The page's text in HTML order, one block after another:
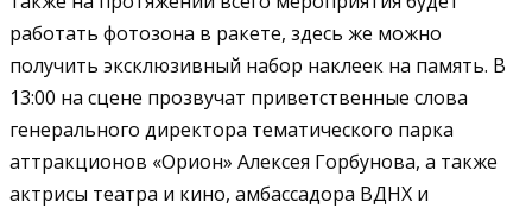
работать фотозона в ракете, здесь же можно
получить эксклюзивный набор наклеек на память. В
13:00 на сцене прозвучат приветственные слова
генерального директора тематического парка
аттракционов «Орион» Алексея Горбунова, а также
актрисы театра и кино, амбассадора ВДНХ и